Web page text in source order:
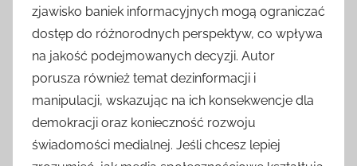
zjawisko baniek informacyjnych mogą ograniczać
dostęp do różnorodnych perspektyw, co wpływa
na jakość podejmowanych decyzji. Autor
porusza również temat dezinformacji i
manipulacji, wskazując na ich konsekwencje dla
demokracji oraz konieczność rozwoju
świadomości medialnej. Jeśli chcesz lepiej